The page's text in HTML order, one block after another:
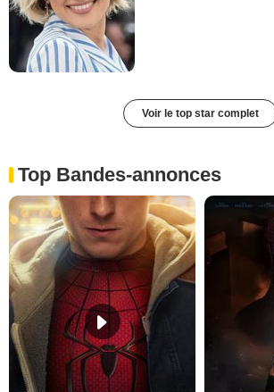
Voir le top star complet
Top Bandes-annonces